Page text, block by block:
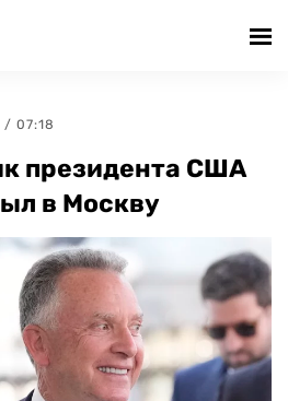
/ 07:18
президента США
в Москву